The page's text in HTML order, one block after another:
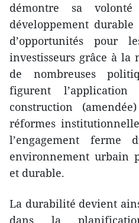
démontre sa
développement
d’opportunités pour
investisseurs grâce à
de nombreuses
figurent
construction
réformes
l’engagement
environnement urbain
et durable.
La durabilité devient
dans la